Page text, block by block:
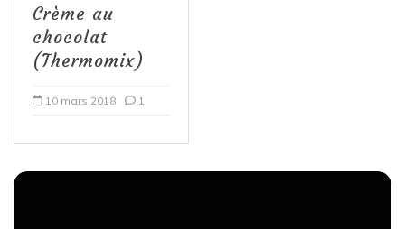
Crème au
chocolat
(Thermomix)
10 mars 2018 1